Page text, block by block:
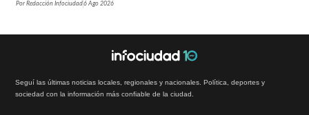
PorRedacción Infociudad6 Ago 2026
Seguí las últimas noticias locales, regionales y nacionales. Política, deportes y
sociedad con la información más confiable de la ciudad.